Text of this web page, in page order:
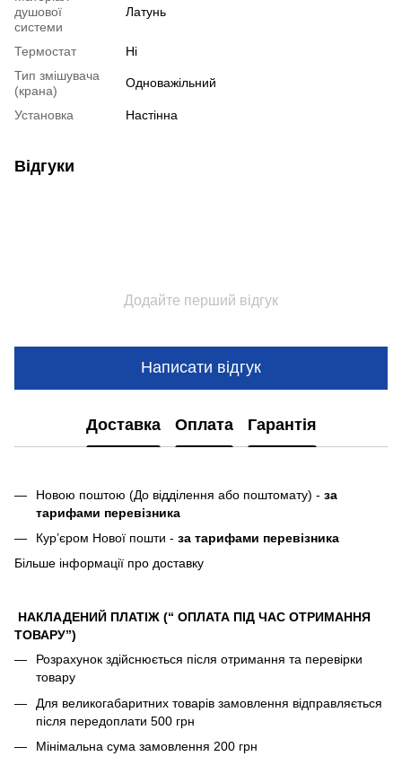
душової
системи
Латунь
Термостат
Ні
Тип змішувача
(крана)
Одноважільний
Установка Настінна
Відгуки
Додайте перший відгук
Написати відгук
Доставка Оплата Гарантія
Новою поштою (До відділення або поштомату) - за
тарифами перевізника
Кур’єром Нової пошти - за тарифами перевізника
Більше інформації про доставку
НАКЛАДЕНИЙ ПЛАТІЖ (“ ОПЛАТА ПІД ЧАС ОТРИМАННЯ
ТОВАРУ”)
Розрахунок здійснюється після отримання та перевірки
товару
Для великогабаритних товарів замовлення відправляється
після передоплати 500 грн
Мінімальна сума замовлення 200 грн